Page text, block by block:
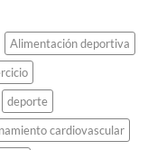
Alimentación deportiva
deporte
cardiovascular